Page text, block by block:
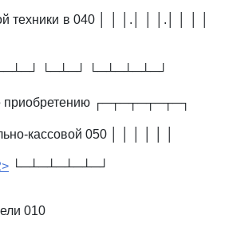
техники в 040 │ │ │.│ │ │.│ │ │ │
└─┴─┘ └─┴─┘ └─┴─┴─┴─┘
приобретению ┌─┬─┬─┬─┬─┐
кассовой 050 │ │ │ │ │ │
└─┴─┴─┴─┴─┘
010